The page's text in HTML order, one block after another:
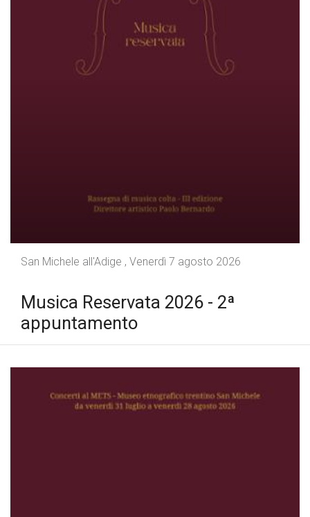
Musica Reservata 2026 - 2ª
appuntamento
San Michele all'Adige , Venerdì 7 agosto 2026